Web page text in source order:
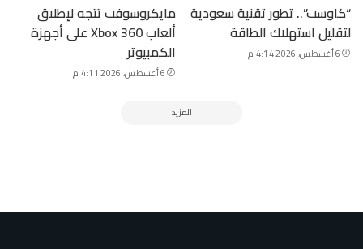
“كاوست”.. تطور تقنية سعودية
لتقليل استهلاك الطاقة
6 أغسطس، 2026 4:14 م
مايكروسوفت تتجه لإطلاق
ألعاب Xbox 360 على أجهزة
الكمبيوتر
6 أغسطس، 2026 4:11 م
المزيد